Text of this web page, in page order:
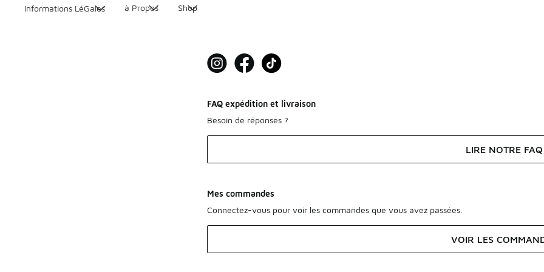
Informations LéGales à Propos Shop
FAQ expédition et livraison
Besoin de réponses ?
LIRE NOTRE FAQ
Mes commandes
Connectez-vous pour voir les commandes que vous avez passées.
VOIR LES